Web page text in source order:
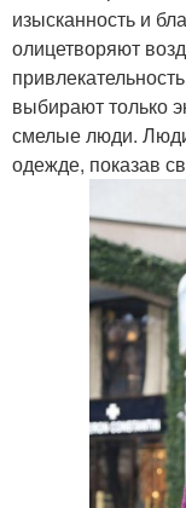
изысканность и
олицетворяют
выбирают только
смелые люди.
одежде, показав